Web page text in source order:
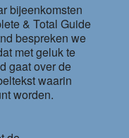
bijeenkomsten
& Total Guide
bespreken we
met geluk te
gaat over de
waarin
worden.